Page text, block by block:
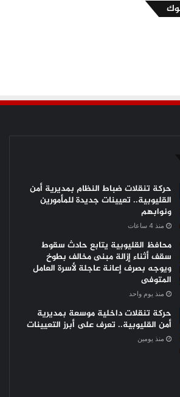
حركة تنقلات ضباط النظام بمديرية أمن
القليوبية.. تعيينات جديدة للمأمورين
ونوابهم
منذ 4 ساعات
محافظ القليوبية يتابع حادث سقوط
سقف أثناء إزالة مبنى مخالف بطوخ
ويوجه بصرف إعانة عاجلة لأسرة العامل
المتوفى
منذ يوم واحد
حركة تنقلات داخلية موسعة بمديرية
أمن القليوبية.. تعرف على أبرز التعيينات
منذ يومين